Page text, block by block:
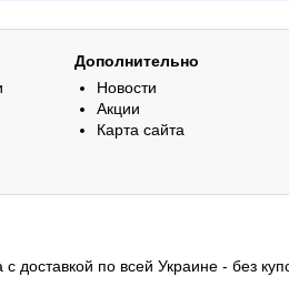
Дополнительно
Новости
Акции
Карта сайта
доставкой по всей Украине - без